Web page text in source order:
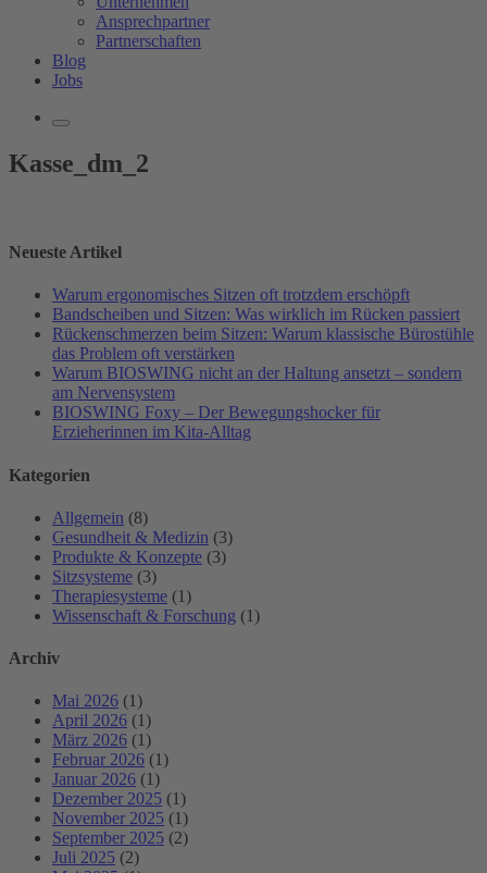
Ansprechpartner
Partnerschaften
Blog
Jobs
Kasse_dm_2
Neueste Artikel
Warum ergonomisches Sitzen oft trotzdem erschöpft
Bandscheiben und Sitzen: Was wirklich im Rücken passiert
Rückenschmerzen beim Sitzen: Warum klassische Bürostühle
das Problem oft verstärken
Warum BIOSWING nicht an der Haltung ansetzt – sondern
am Nervensystem
BIOSWING Foxy – Der Bewegungshocker für
Erzieherinnen im Kita-Alltag
Kategorien
Allgemein (8)
Gesundheit & Medizin (3)
Produkte & Konzepte (3)
Sitzsysteme (3)
Therapiesysteme (1)
Wissenschaft & Forschung (1)
Archiv
Mai 2026 (1)
April 2026 (1)
März 2026 (1)
Februar 2026 (1)
Januar 2026 (1)
Dezember 2025 (1)
November 2025 (1)
September 2025 (2)
Juli 2025 (2)